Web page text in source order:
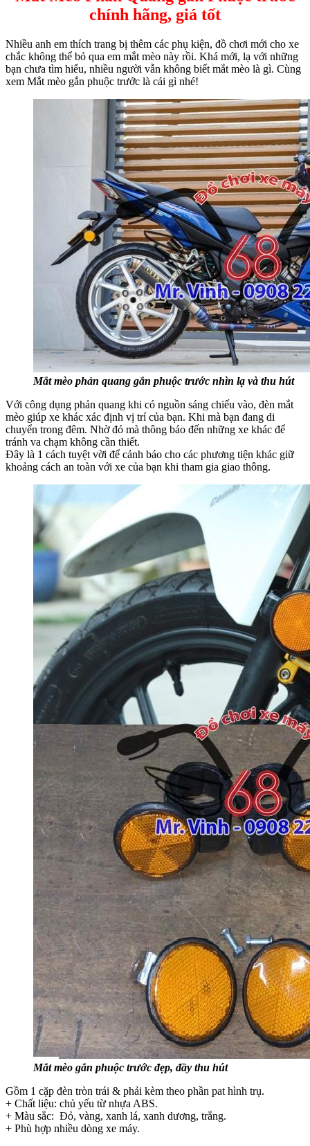
chính hãng, giá tốt
Nhiều anh em thích trang bị thêm các phụ kiện, đồ chơi mới cho xe
chắc không thể bỏ qua em mắt mèo này rồi. Khá mới, lạ với những
bạn chưa tìm hiểu, nhiều người vẫn không biết mắt mèo là gì. Cùng
xem Mắt mèo gắn phuộc trước là cái gì nhé!
Mắt mèo phản quang gắn phuộc trước nhìn lạ và thu hút
Với công dụng phản quang khi có nguồn sáng chiếu vào, đèn mắt
mèo giúp xe khác xác định vị trí của bạn. Khi mà bạn đang di
chuyển trong đêm. Nhờ đó mà thông báo đến những xe khác để
tránh va chạm không cần thiết.
Đây là 1 cách tuyệt vời để cảnh báo cho các phương tiện khác giữ
khoảng cách an toàn với xe của bạn khi tham gia giao thông.
Mắt mèo gắn phuộc trước đẹp, đầy thu hút
Gồm 1 cặp đèn tròn trái & phải kèm theo phần pat hình trụ.
+ Chất liệu: chủ yếu từ nhựa ABS.
+ Màu sắc: Đỏ, vàng, xanh lá, xanh dương, trắng.
+ Phù hợp nhiều dòng xe máy.